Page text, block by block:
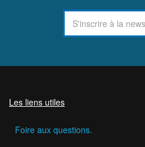
Les liens utiles
Foire aux questions.